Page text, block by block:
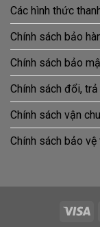
Các hình thức
Chính sách bảo
Chính sách bảo
Chính sách đổi, trả
Chính sách vận
Chính sách bảo vệ